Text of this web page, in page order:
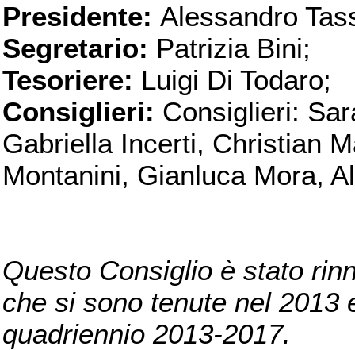
Presidente: Alessandro
Segretario: Patrizia Bini;
Tesoriere: Luigi Di Todaro;
Consiglieri: Consiglieri:
Gabriella Incerti, Christian
Montanini, Gianluca Mora,
Questo Consiglio è stato
che si sono tenute nel 2013
quadriennio 2013-2017.